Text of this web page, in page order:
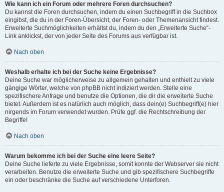
Wie kann ich ein Forum oder mehrere Foren durchsuchen?
Du kannst die Foren durchsuchen, indem du einen Suchbegriff in die Suchbox
eingibst, die du in der Foren-Übersicht, der Foren- oder Themenansicht findest.
Erweiterte Suchmöglichkeiten erhältst du, indem du den „Erweiterte Suche“-
Link anklickst, der von jeder Seite des Forums aus verfügbar ist.
Nach oben
Weshalb erhalte ich bei der Suche keine Ergebnisse?
Deine Suche war möglicherweise zu allgemein gehalten und enthielt zu viele
gängige Wörter, welche von phpBB nicht indiziert werden. Stelle eine
spezifischere Anfrage und benutze die Optionen, die dir die erweiterte Suche
bietet. Außerdem ist es natürlich auch möglich, dass dein(e) Suchbegriff(e) hier
nirgends im Forum verwendet wurden. Prüfe ggf. die Rechtschreibung der
Begriffe!
Nach oben
Warum bekomme ich bei der Suche eine leere Seite?
Deine Suche lieferte zu viele Ergebnisse, somit konnte der Webserver sie nicht
verarbeiten. Benutze die erweiterte Suche und gib spezifischere Suchbegriffe
ein oder beschränke die Suche auf verschiedene Unterforen.